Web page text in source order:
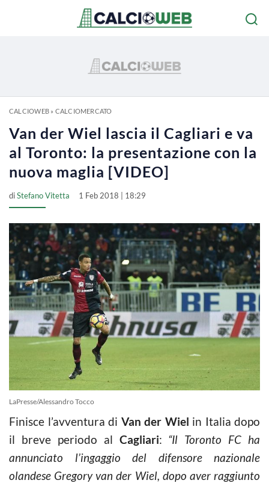
CALCIOWEB» CALCIOMERCATO
Van der Wiel lascia il Cagliari e va
al Toronto: la presentazione con la
nuova maglia [VIDEO]
diStefano Vitetta 1 Feb 2018 | 18:29
LaPresse/Alessandro Tocco
Finisce l’avventura di Van der Wiel in Italia dopo
il breve periodo al Cagliari: “Il Toronto FC ha
annunciato l’ingaggio del difensore nazionale
olandese Gregory van der Wiel, dopo aver raggiunto